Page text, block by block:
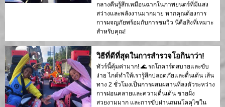
กลางคืนรู้สึกเหมือนฉากในภาพยนตร์ที่มีแสง
สว่างและพลังงานมากมาย หากคุณต้องการ
การผจญภัยพร้อมกับการชมวิว นี่คือสิ่งที่เหมาะ
สำหรับคุณ!
วิธีที่ดีที่สุดในการสำรวจโอกินาว่า!
ทัวร์นี้คุ้มค่ามาก! 🌊 รถโกคาร์ตสบายและขับ
ง่าย ไกด์ทำให้เรารู้สึกปลอดภัยและตื่นเต้น เส้น
ทาง 2 ชั่วโมงเป็นการผสมผสานที่ลงตัวระหว่าง
การผ่อนคลายและความตื่นเต้น ชายฝั่ง
สวยงามมาก และการขับผ่านถนนโคคุไซใน